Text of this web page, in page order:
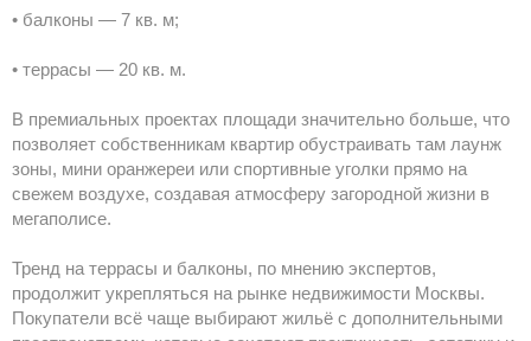
• балконы — 7 кв. м;
• террасы — 20 кв. м.
В премиальных проектах площади значительно больше, что
позволяет собственникам квартир обустраивать там лаунж
зоны, мини оранжереи или спортивные уголки прямо на
свежем воздухе, создавая атмосферу загородной жизни в
мегаполисе.
Тренд на террасы и балконы, по мнению экспертов,
продолжит укрепляться на рынке недвижимости Москвы.
Покупатели всё чаще выбирают жильё с дополнительными